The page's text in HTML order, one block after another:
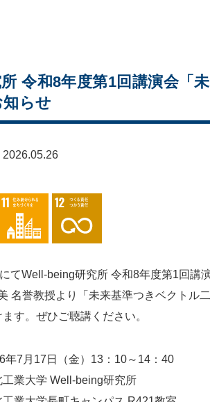
令和8年度第1回講演会「
らせ
てWell-being研究所 令和8年度第1回講
名誉教授より「未来基準つきベクトル
す。ぜひご聴講ください。
月17日（金）13：10～14：40
学 Well-being研究所